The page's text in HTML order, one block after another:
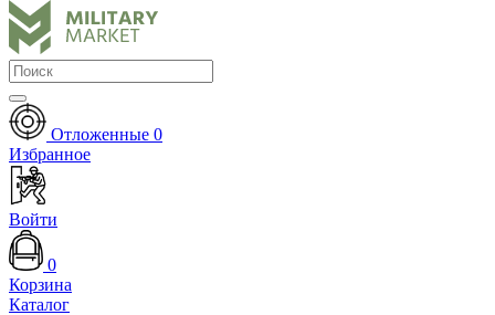
Отложенные 0
Избранное
Войти
0
Корзина
Каталог